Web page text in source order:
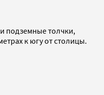
подземные толчки,
к югу от столицы.